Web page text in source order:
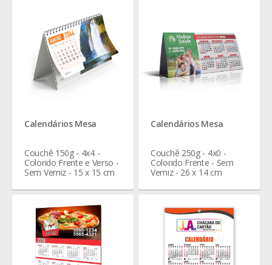
Calendários Mesa
Couchê 150g - 4x4 -
Colorido Frente e Verso -
Sem Verniz - 15 x 15 cm
Calendários Mesa
Couchê 250g - 4x0 -
Colorido Frente - Sem
Verniz - 26 x 14 cm